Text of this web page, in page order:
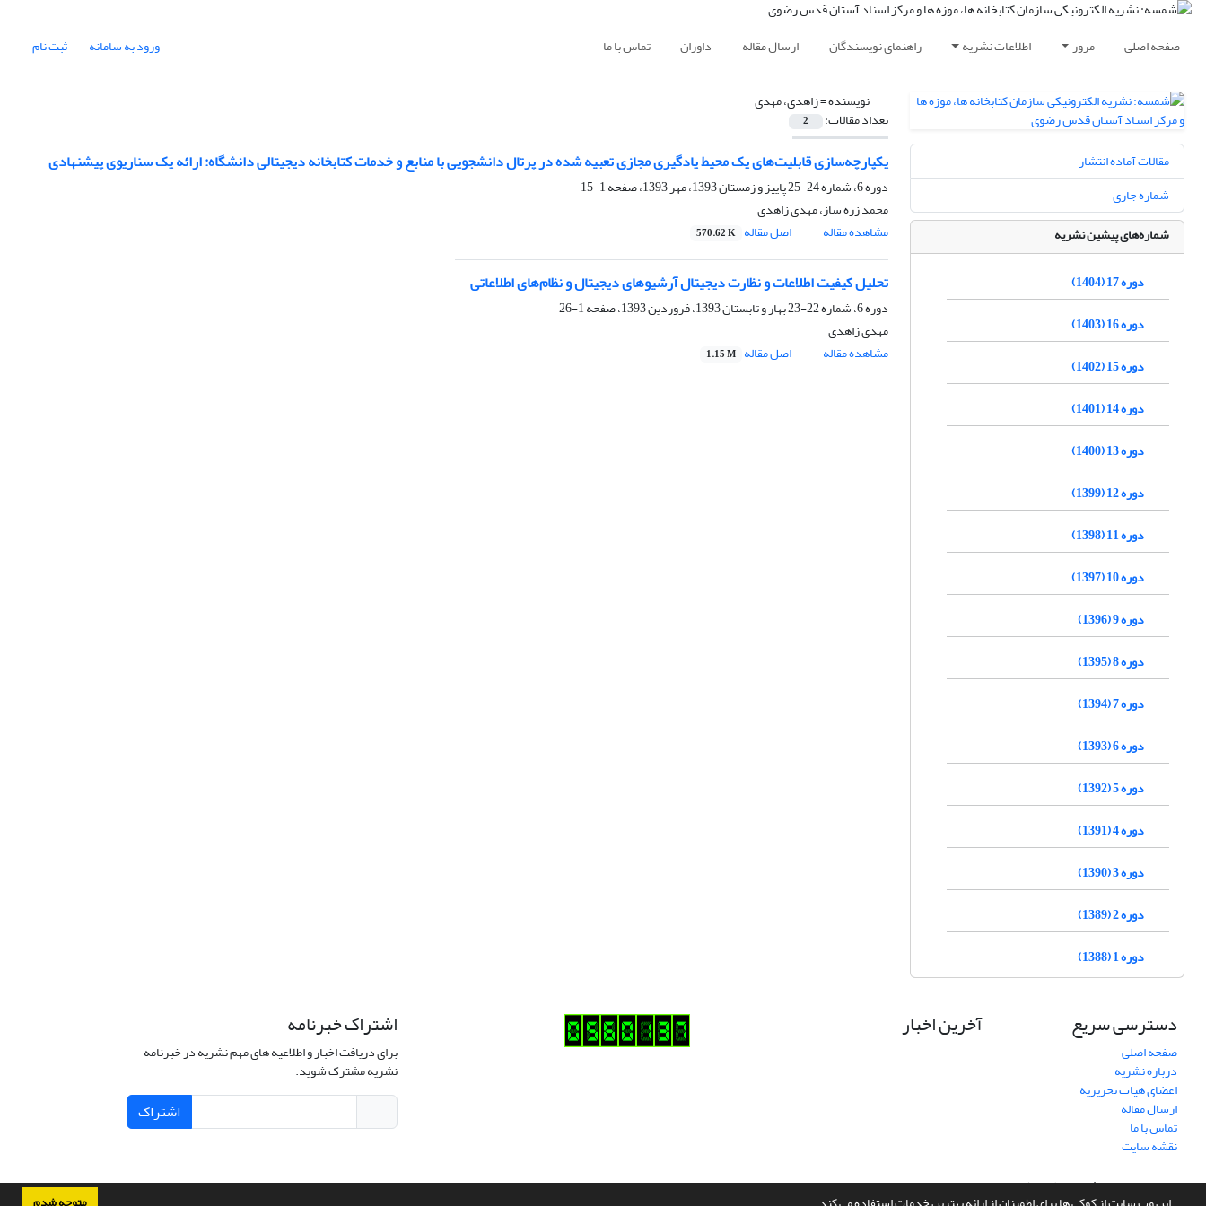
صفحه اصلی مرور اطلاعات نشریه راهنمای نویسندگان ارسال مقاله داوران تماس با ما ورود به سامانه ثبت نام
نویسنده =زاهدی، مهدی
تعداد مقالات: 2
یکپارچه‌سازی قابلیت‌های یک محیط یادگیری مجازی تعبیه شده در پرتال دانشجویی با منابع و خدمات کتابخانه دیجیتالی دانشگاه: ارائه یک سناریوی پیشنهادی
دوره 6، شماره 24-25 پاییز و زمستان 1393، مهر 1393، صفحه
1-15
محمد زره ساز، مهدی زاهدی
مشاهده مقاله
اصل مقاله 570.62 K
تحلیل کیفیت اطلاعات و نظارت دیجیتال آرشیوهای دیجیتال و نظام‌های اطلاعاتی
دوره 6، شماره 22-23 بهار و تابستان 1393، فروردین 1393، صفحه
1-26
مهدی زاهدی
مشاهده مقاله
اصل مقاله 1.15 M
مقالات آماده انتشار
شماره جاری
شماره‌های پیشین نشریه
دوره 17 (1404)
دوره 16 (1403)
دوره 15 (1402)
دوره 14 (1401)
دوره 13 (1400)
دوره 12 (1399)
دوره 11 (1398)
دوره 10 (1397)
دوره 9 (1396)
دوره 8 (1395)
دوره 7 (1394)
دوره 6 (1393)
دوره 5 (1392)
دوره 4 (1391)
دوره 3 (1390)
دوره 2 (1389)
دوره 1 (1388)
دسترسی سریع
صفحه اصلی
درباره نشریه
اعضای هیات تحریریه
ارسال مقاله
تماس با ما
نقشه سایت
آخرین اخبار اشتراک خبرنامه
برای دریافت اخبار و اطلاعیه های مهم نشریه در خبرنامه
نشریه مشترک شوید.
اشتراک
سامانه مدیریت نشریات علمی.طراحی و پیاده سازی ازسیناوب